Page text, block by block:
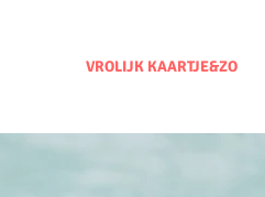
VROLIJK KAARTJE&ZO